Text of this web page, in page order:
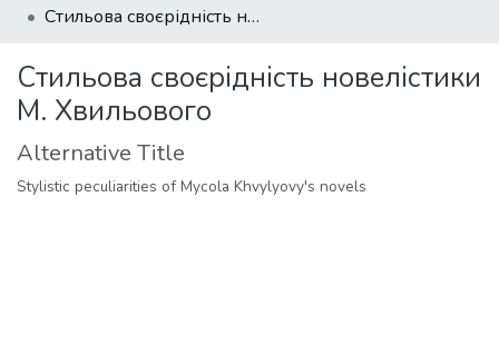
Collections
Statistics
Стильова своєрідність новелістики М. Хвильового
Стильова своєрідність новелістики
М. Хвильового
Alternative Title
Stylistic peculiarities of Mycola Khvylyovy's novels